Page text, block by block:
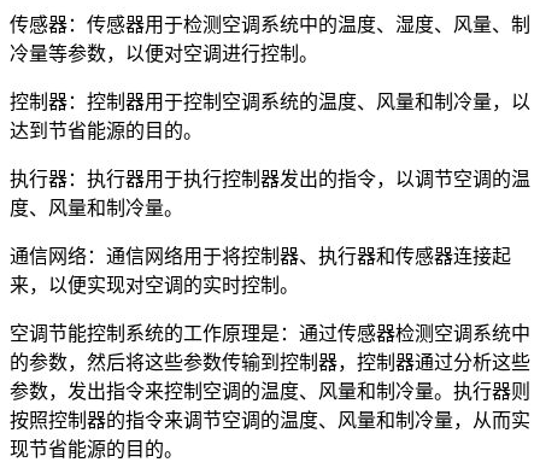
传感器：传感器用于检测空调系统中的温度、湿度、风量、制
冷量等参数，以便对空调进行控制。
控制器：控制器用于控制空调系统的温度、风量和制冷量，以
达到节省能源的目的。
执行器：执行器用于执行控制器发出的指令，以调节空调的温
度、风量和制冷量。
通信网络：通信网络用于将控制器、执行器和传感器连接起
来，以便实现对空调的实时控制。
空调节能控制系统的工作原理是：通过传感器检测空调系统中
的参数，然后将这些参数传输到控制器，控制器通过分析这些
参数，发出指令来控制空调的温度、风量和制冷量。执行器则
按照控制器的指令来调节空调的温度、风量和制冷量，从而实
现节省能源的目的。